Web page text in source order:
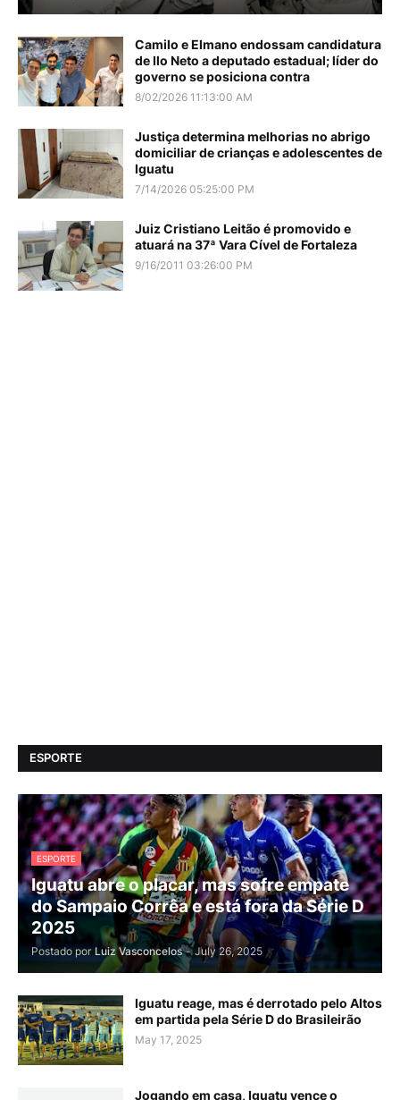
Camilo e Elmano endossam candidatura
de Ilo Neto a deputado estadual; líder do
governo se posiciona contra
8/02/2026 11:13:00 AM
Justiça determina melhorias no abrigo
domiciliar de crianças e adolescentes de
Iguatu
7/14/2026 05:25:00 PM
Juiz Cristiano Leitão é promovido e
atuará na 37ª Vara Cível de Fortaleza
9/16/2011 03:26:00 PM
ESPORTE
ESPORTE
Iguatu abre o placar, mas sofre empate
do Sampaio Corrêa e está fora da Série D
2025
Postado por Luiz Vasconcelos - July 26, 2025
Iguatu reage, mas é derrotado pelo Altos
em partida pela Série D do Brasileirão
May 17, 2025
Jogando em casa, Iguatu vence o